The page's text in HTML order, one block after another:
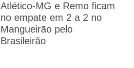
Atlético-MG e Remo ficam
no empate em 2 a 2 no
Mangueirão pelo
Brasileirão